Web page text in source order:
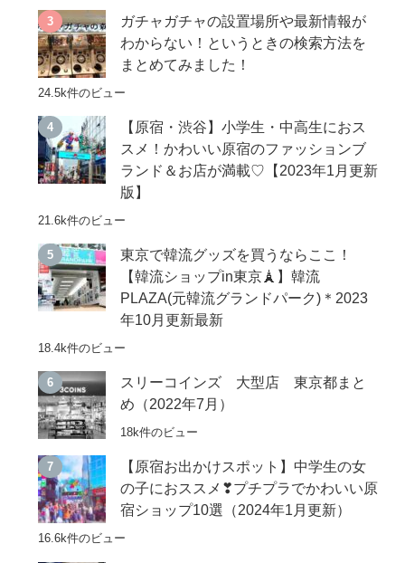
ガチャガチャの設置場所や最新情報が
わからない！というときの検索方法を
まとめてみました！
24.5k件のビュー
【原宿・渋谷】小学生・中高生におス
スメ！かわいい原宿のファッションブ
ランド＆お店が満載♡【2023年1月更新
版】
21.6k件のビュー
東京で韓流グッズを買うならここ！
【韓流ショップin東京🗼】韓流
PLAZA(元韓流グランドパーク)＊2023
年10月更新最新
18.4k件のビュー
スリーコインズ 大型店 東京都まと
め（2022年7月）
18k件のビュー
【原宿お出かけスポット】中学生の女
の子におススメ❣プチプラでかわいい原
宿ショップ10選（2024年1月更新）
16.6k件のビュー